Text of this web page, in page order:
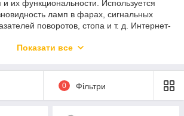
их функциональности. Используется
ламп в фарах, сигнальных
поворотов, стопа и т. д. Интернет-
с напряжением 12V. Все изделия
работы на протяжении
Показати все
0 Фільтри